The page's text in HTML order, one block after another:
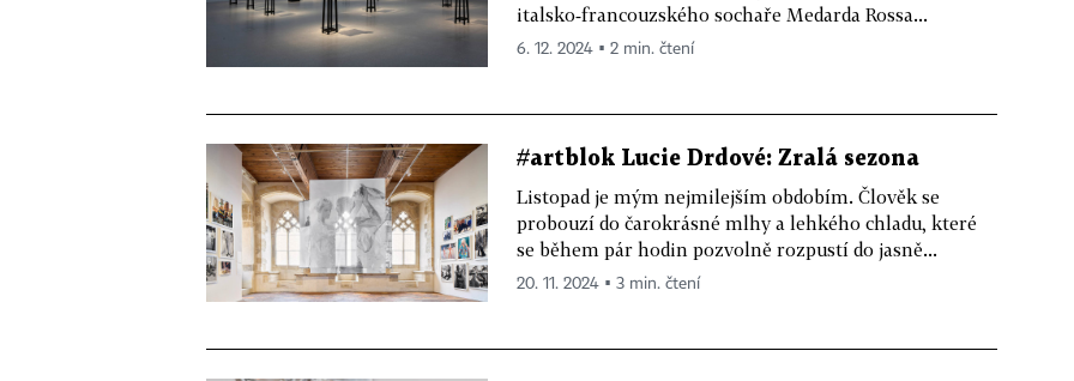
italsko‑francouzského sochaře Medarda Rossa...
6. 12. 2024 ▪ 2 min. čtení
#artblok Lucie Drdové: Zralá sezona
Listopad je mým nejmilejším obdobím. Člověk se
probouzí do čarokrásné mlhy a lehkého chladu, které
se během pár hodin pozvolně rozpustí do jasně...
20. 11. 2024 ▪ 3 min. čtení